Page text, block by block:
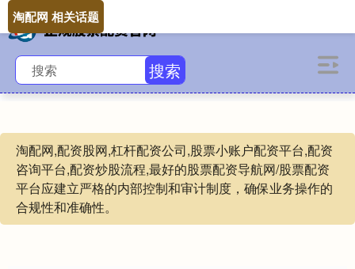
搜索
淘配网,配资股网,杠杆配资公司,股票小账户配资平台,配资
咨询平台,配资炒股流程,最好的股票配资导航网/股票配资
平台应建立严格的内部控制和审计制度，确保业务操作的
合规性和准确性。
淘配网 相关话题